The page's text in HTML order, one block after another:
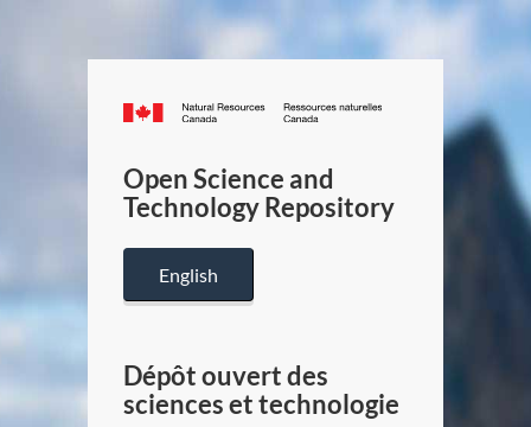
Canada.ca
/
Canada
Open Science and
Technology Repository
English
Dépôt ouvert des
sciences et technologie